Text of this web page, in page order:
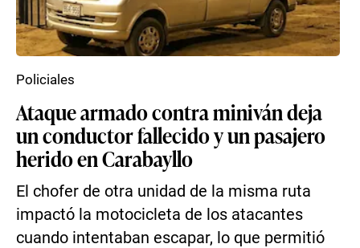
Ataque armado contra miniván deja
un conductor fallecido y un pasajero
herido en Carabayllo
El chofer de otra unidad de la misma ruta
impactó la motocicleta de los atacantes
cuando intentaban escapar, lo que permitió
Policiales